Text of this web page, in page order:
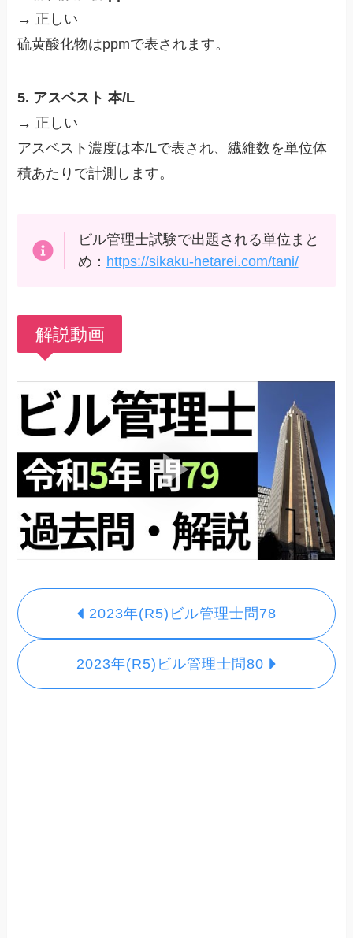
→ 正しい
硫黄酸化物はppmで表されます。
5. アスベスト 本/L
→ 正しい
アスベスト濃度は本/Lで表され、繊維数を単位体
積あたりで計測します。
ビル管理士試験で出題される単位まと
め： https://sikaku-hetarei.com/tani/
解説動画
2023年(R5)ビル管理士問78
2023年(R5)ビル管理士問80